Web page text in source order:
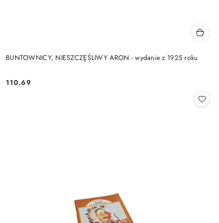
BUNTOWNICY, NIESZCZĘŚLIWY ARON - wydanie z 1925 roku
Cena:
110.69